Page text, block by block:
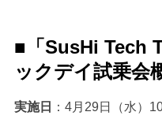
■「SusHi Tech
ックデイ試乗会
実施日
：4月29日（水）